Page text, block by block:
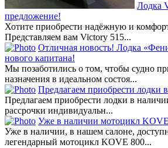
Лодка
предложение!
Хотите приобрести надёжную и
Представляем вам Victory 515...
Отличная новость! Лодка
нового капитана!
Мы позаботились о том, чтобы судно
назначения в идеальном состоя...
Предлагаем приобрести лодки
Предлагаем приобрести лодки в
рассрочки индивидуальн...
Уже в наличии мотоцикл
Уже в наличии, в нашем салоне,
легендарный мотоцикл KOVE 800...